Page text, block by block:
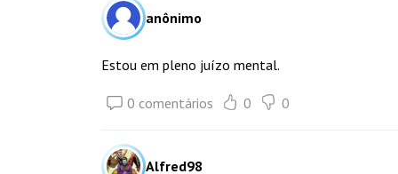
anônimo
Estou em pleno juízo mental.
0 comentários 0 0
Alfred98